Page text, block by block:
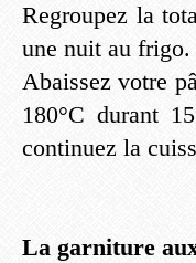
Regroupez la
une nuit au frigo.
Abaissez votre
180°C durant
continuez la
La garniture